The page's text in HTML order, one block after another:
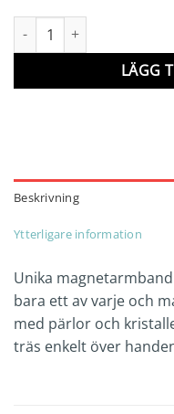
Magnetarmband mängd
LÄGG
Beskrivning
Ytterligare information
Unika
bara ett av varje och
med pärlor och
träs enkelt över